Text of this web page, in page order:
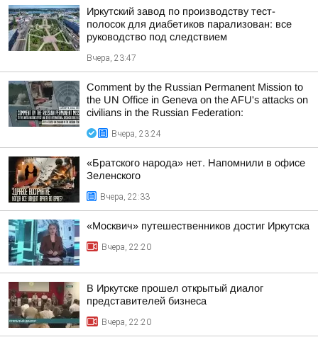
Иркутский завод по производству тест-
полосок для диабетиков парализован: все
руководство под следствием
Вчера, 23:47
Comment by the Russian Permanent Mission to
the UN Office in Geneva on the AFU's attacks on
civilians in the Russian Federation:
Вчера, 23:24
«Братского народа» нет. Напомнили в офисе
Зеленского
Вчера, 22:33
«Москвич» путешественников достиг Иркутска
Вчера, 22:20
В Иркутске прошел открытый диалог
представителей бизнеса
Вчера, 22:20